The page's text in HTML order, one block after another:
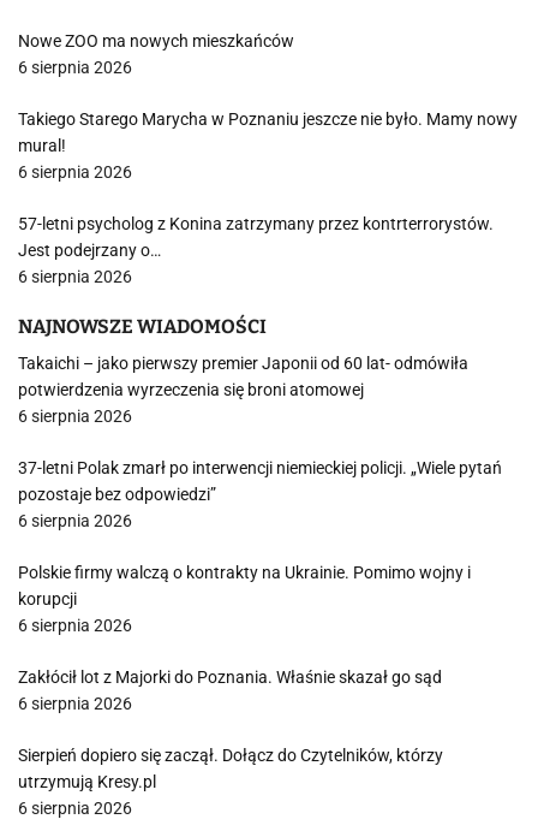
Nowe ZOO ma nowych mieszkańców
6 sierpnia 2026
Takiego Starego Marycha w Poznaniu jeszcze nie było. Mamy nowy
mural!
6 sierpnia 2026
57-letni psycholog z Konina zatrzymany przez kontrterrorystów.
Jest podejrzany o…
6 sierpnia 2026
NAJNOWSZE WIADOMOŚCI
Takaichi – jako pierwszy premier Japonii od 60 lat- odmówiła
potwierdzenia wyrzeczenia się broni atomowej
6 sierpnia 2026
37-letni Polak zmarł po interwencji niemieckiej policji. „Wiele pytań
pozostaje bez odpowiedzi”
6 sierpnia 2026
Polskie firmy walczą o kontrakty na Ukrainie. Pomimo wojny i
korupcji
6 sierpnia 2026
Zakłócił lot z Majorki do Poznania. Właśnie skazał go sąd
6 sierpnia 2026
Sierpień dopiero się zaczął. Dołącz do Czytelników, którzy
utrzymują Kresy.pl
6 sierpnia 2026